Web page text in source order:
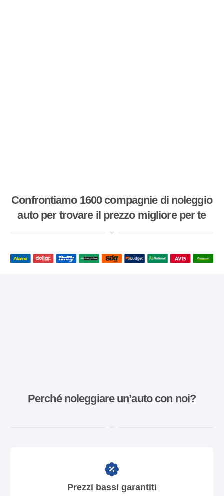
Confrontiamo 1600 compagnie di noleggio
auto per trovare il prezzo migliore per te
Perché noleggiare un’auto con noi?
Prezzi bassi garantiti